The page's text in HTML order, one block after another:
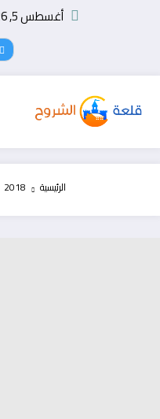
أغسطس 5, 2026
الرئيسية 2018